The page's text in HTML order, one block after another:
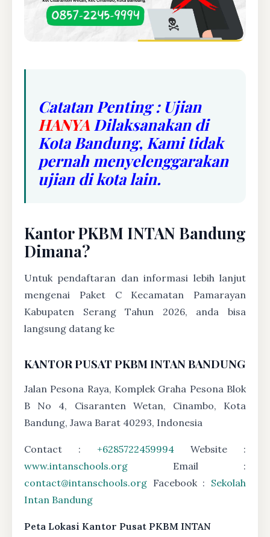
Catatan Penting : Ujian
HANYA Dilaksanakan di
Kota Bandung, Kami tidak
pernah menyelenggarakan
ujian di kota lain.
Kantor PKBM INTAN Bandung
Dimana?
Untuk pendaftaran dan informasi lebih lanjut
mengenai Paket C Kecamatan Pamarayan
Kabupaten Serang Tahun 2026, anda bisa
langsung datang ke
KANTOR PUSAT PKBM INTAN BANDUNG
Jalan Pesona Raya, Komplek Graha Pesona Blok
B No 4, Cisaranten Wetan, Cinambo, Kota
Bandung, Jawa Barat 40293, Indonesia
Contact : +6285722459994 Website :
www.intanschools.org Email :
contact@intanschools.org Facebook : Sekolah
Intan Bandung
Peta Lokasi Kantor Pusat PKBM INTAN